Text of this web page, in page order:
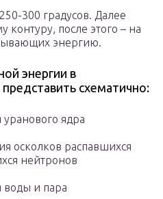
300 градусов. Далее
контуру, после этого – на
энергию.
энергии в
схематично:
ядра
осколков распавшихся
нейтронов
воды и пара